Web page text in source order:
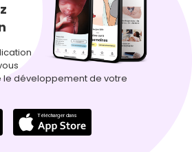
le développement de votre